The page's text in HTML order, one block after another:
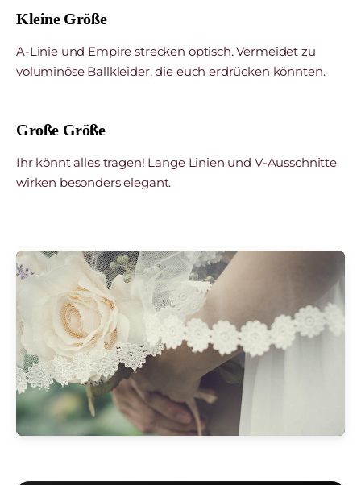
Kleine Größe
A-Linie und Empire strecken optisch. Vermeidet zu
voluminöse Ballkleider, die euch erdrücken könnten.
Große Größe
Ihr könnt alles tragen! Lange Linien und V-Ausschnitte
wirken besonders elegant.